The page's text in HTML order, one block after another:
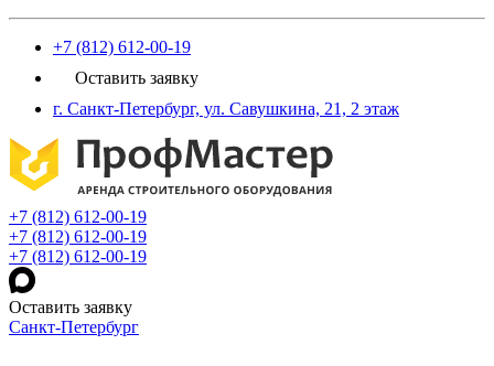
+7 (812) 612-00-19
Оставить заявку
г. Санкт-Петербург, ул. Савушкина, 21, 2 этаж
+7 (812) 612-00-19
+7 (812) 612-00-19
+7 (812) 612-00-19
Оставить заявку
Санкт-Петербург